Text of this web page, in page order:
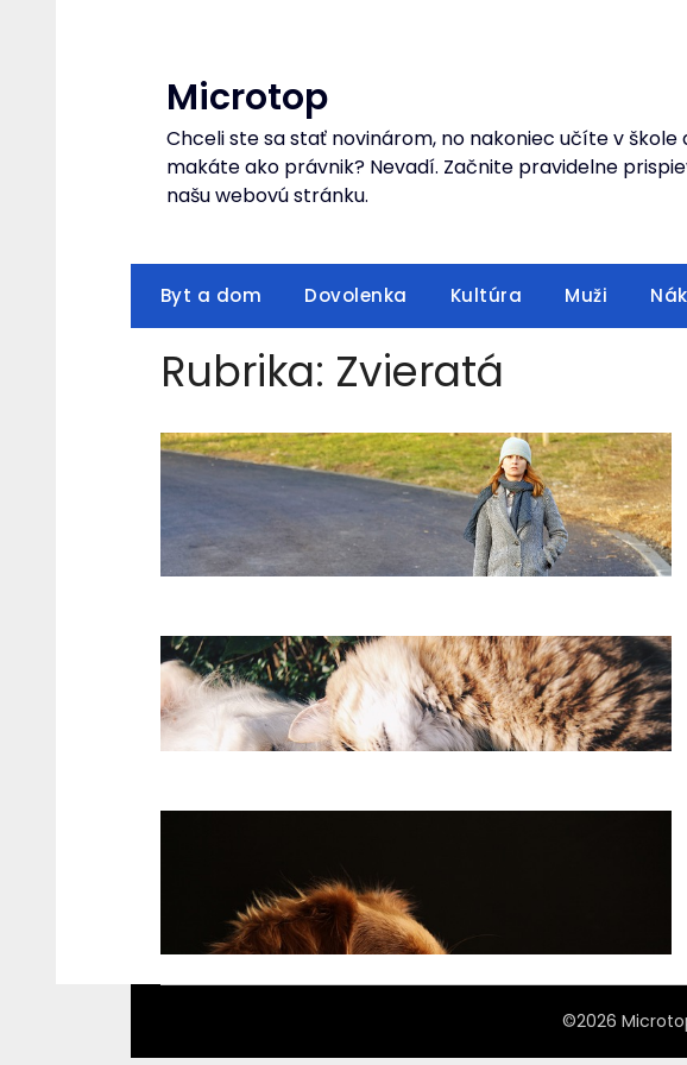
Microtop
Chceli ste sa stať novinárom, no nakoniec učíte v škole
makáte ako právnik? Nevadí. Začnite pravidelne
našu webovú stránku.
Byt a dom Dovolenka Kultúra Muži
Rubrika: Zvieratá
©2026